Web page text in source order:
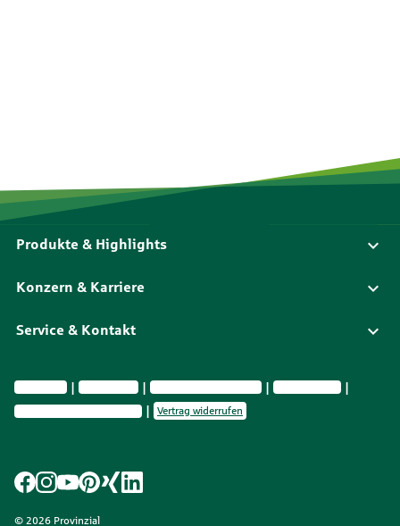
Produkte & Highlights
Konzern & Karriere
Service & Kontakt
Impressum Datenschutz Vermittlerinformationen
Nachhaltig­keit
Privatsphäre-Einstellungen
Vertrag widerrufen